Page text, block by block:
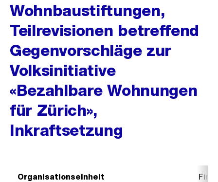
Wohnbaustiftungen,
Teilrevisionen betreffend
Gegenvorschläge zur
Volksinitiative
«Bezahlbare Wohnungen
für Zürich»,
Inkraftsetzung
Organisationseinheit